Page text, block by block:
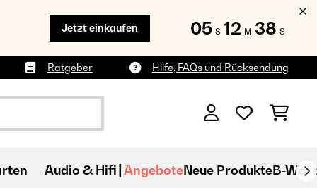
Jetzt einkaufen 05 S 12 M 36 S
Ratgeber Hilfe, FAQs und Rücksendung
Audio & Hifi AngeboteNeue ProdukteB-